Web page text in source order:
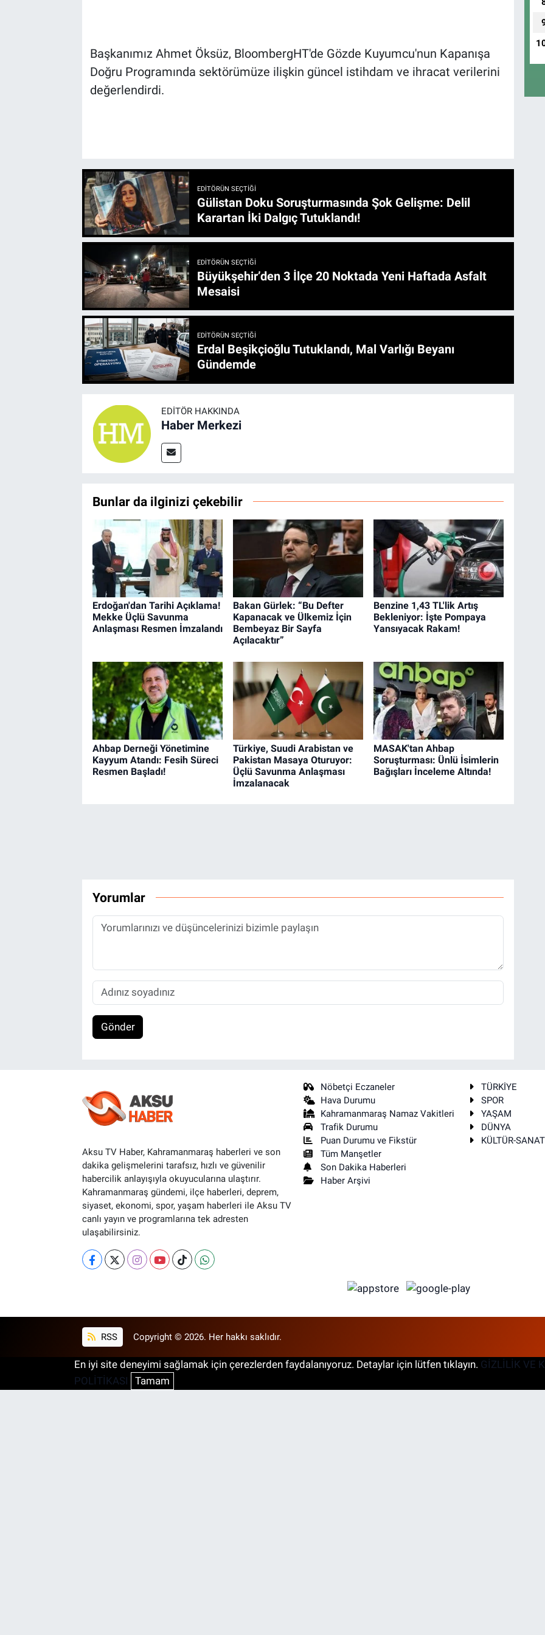
Başkanımız Ahmet Öksüz, BloombergHT'de Gözde Kuyumcu'nun Kapanışa
Doğru Programında sektörümüze ilişkin güncel istihdam ve ihracat verilerini
değerlendirdi.
EDITÖRÜN SEÇTIĞI
Gülistan Doku Soruşturmasında Şok Gelişme: Delil
Karartan İki Dalgıç Tutuklandı!
EDITÖRÜN SEÇTIĞI
Büyükşehir’den 3 İlçe 20 Noktada Yeni Haftada Asfalt
Mesaisi
EDITÖRÜN SEÇTIĞI
Erdal Beşikçioğlu Tutuklandı, Mal Varlığı Beyanı
Gündemde
EDITÖR HAKKINDA
Haber Merkezi
Bunlar da ilginizi çekebilir
Erdoğan'dan Tarihi Açıklama!
Mekke Üçlü Savunma
Anlaşması Resmen İmzalandı
Bakan Gürlek: “Bu Defter
Kapanacak ve Ülkemiz İçin
Bembeyaz Bir Sayfa
Açılacaktır”
Benzine 1,43 TL'lik Artış
Bekleniyor: İşte Pompaya
Yansıyacak Rakam!
Ahbap Derneği Yönetimine
Kayyum Atandı: Fesih Süreci
Resmen Başladı!
Türkiye, Suudi Arabistan ve
Pakistan Masaya Oturuyor:
Üçlü Savunma Anlaşması
İmzalanacak
MASAK'tan Ahbap
Soruşturması: Ünlü İsimlerin
Bağışları İnceleme Altında!
Yorumlar
Gönder
Aksu TV Haber, Kahramanmaraş haberleri ve son
dakika gelişmelerini tarafsız, hızlı ve güvenilir
habercilik anlayışıyla okuyucularına ulaştırır.
Kahramanmaraş gündemi, ilçe haberleri, deprem,
siyaset, ekonomi, spor, yaşam haberleri ile Aksu TV
canlı yayın ve programlarına tek adresten
ulaşabilirsiniz.
Nöbetçi Eczaneler
Hava Durumu
Kahramanmaraş Namaz Vakitleri
Trafik Durumu
Puan Durumu ve Fikstür
Tüm Manşetler
Son Dakika Haberleri
Haber Arşivi
TÜRKİYE
SPOR
YAŞAM
DÜNYA
KÜLTÜR-SANAT
RSS Copyright © 2026. Her hakkı saklıdır.
En iyi site deneyimi sağlamak için çerezlerden faydalanıyoruz. Detaylar için lütfen tıklayın. GİZLİLİK VE
POLİTİKASI
Tamam